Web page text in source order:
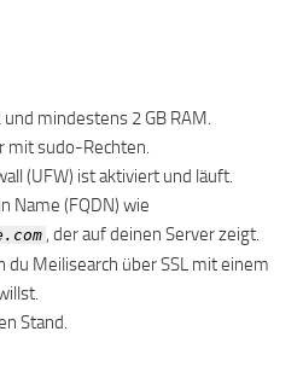
mindestens 2 GB RAM.
mit sudo-Rechten.
(UFW) ist aktiviert und läuft.
Name (FQDN) wie
, der auf deinen Server zeigt.
du Meilisearch über SSL mit einem
Stand.